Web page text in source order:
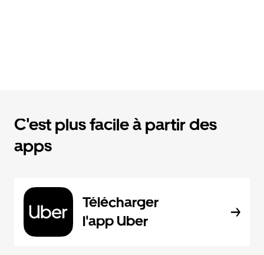
C'est plus facile à partir des
apps
Télécharger
l'app Uber